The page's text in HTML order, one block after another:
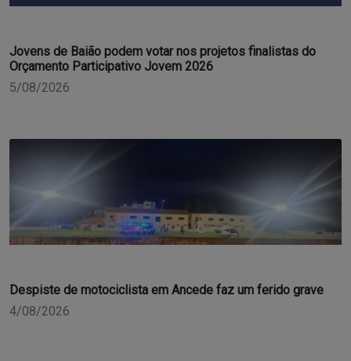
Jovens de Baião podem votar nos projetos finalistas do
Orçamento Participativo Jovem 2026
5/08/2026
Despiste de motociclista em Ancede faz um ferido grave
4/08/2026